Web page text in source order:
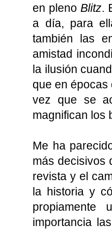
en pleno Blitz.
a día, para
también las
amistad
la ilusión
que en épocas
vez que se
magnifican los
Me ha
más decisivos
revista y el
la historia y
propiamente
importancia